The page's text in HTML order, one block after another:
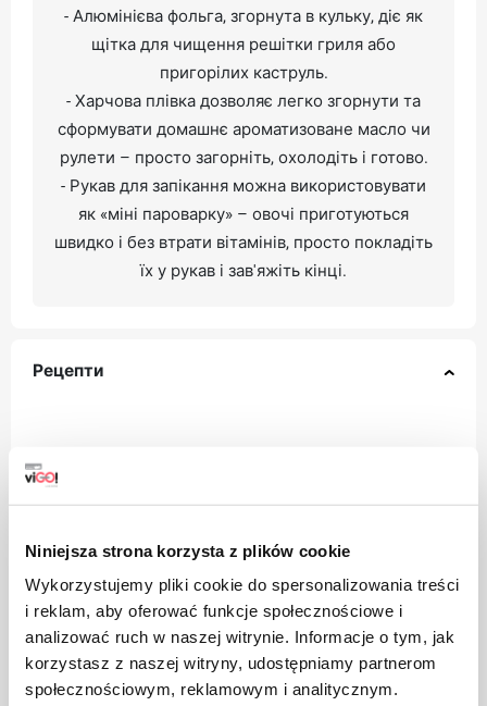
Niniejsza strona korzysta z plików cookie
Wykorzystujemy pliki cookie do spersonalizowania treści
i reklam, aby oferować funkcje społecznościowe i
analizować ruch w naszej witrynie. Informacje o tym, jak
korzystasz z naszej witryny, udostępniamy partnerom
społecznościowym, reklamowym i analitycznym.
- Алюмінієва фольга, згорнута в кульку, діє як
щітка для чищення решітки гриля або
пригорілих каструль.
- Харчова плівка дозволяє легко згорнути та
сформувати домашнє ароматизоване масло чи
рулети – просто загорніть, охолодіть і готово.
- Рукав для запікання можна використовувати
як «міні пароварку» – овочі приготуються
швидко і без втрати вітамінів, просто покладіть
їх у рукав і зав'яжіть кінці.
Рецепти
Frango com legumes assado em manga,
servido com batatas assadas e molho de
Ingredientes: